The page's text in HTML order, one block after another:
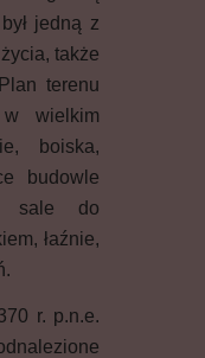
jedną z
także
terenu
wielkim
boiska,
budowle
sale do
łaźnie,
r. p.n.e.